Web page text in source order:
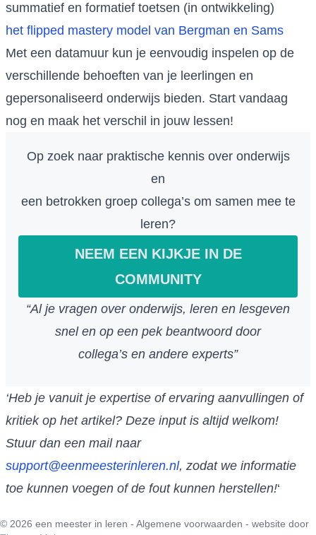
summatief en formatief toetsen (in ontwikkeling)
het flipped mastery model van Bergman en Sams
Met een datamuur kun je eenvoudig inspelen op de
verschillende behoeften van je leerlingen en
gepersonaliseerd onderwijs bieden. Start vandaag
nog en maak het verschil in jouw lessen!
Op zoek naar praktische kennis over onderwijs
en
een betrokken groep collega’s om samen mee te
leren?
NEEM EEN KIJKJE IN DE
COMMUNITY
“Al je vragen over onderwijs, leren en lesgeven
snel en op een pek beantwoord door
collega’s en andere experts”
‘Heb je vanuit je expertise of ervaring aanvullingen of
kritiek op het artikel? Deze input is altijd welkom!
Stuur dan een mail naar
support@eenmeesterinleren.nl, zodat we informatie
toe kunnen voegen of de fout kunnen herstellen!‘
© 2026 een meester in leren - Algemene voorwaarden - website door